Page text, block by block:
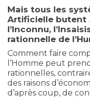
Mais tous les
Artificielle butent
l’Inconnu,
rationnelle de
Comment faire
l’Homme peut
rationnelles,
des raisons
d’après coup, de